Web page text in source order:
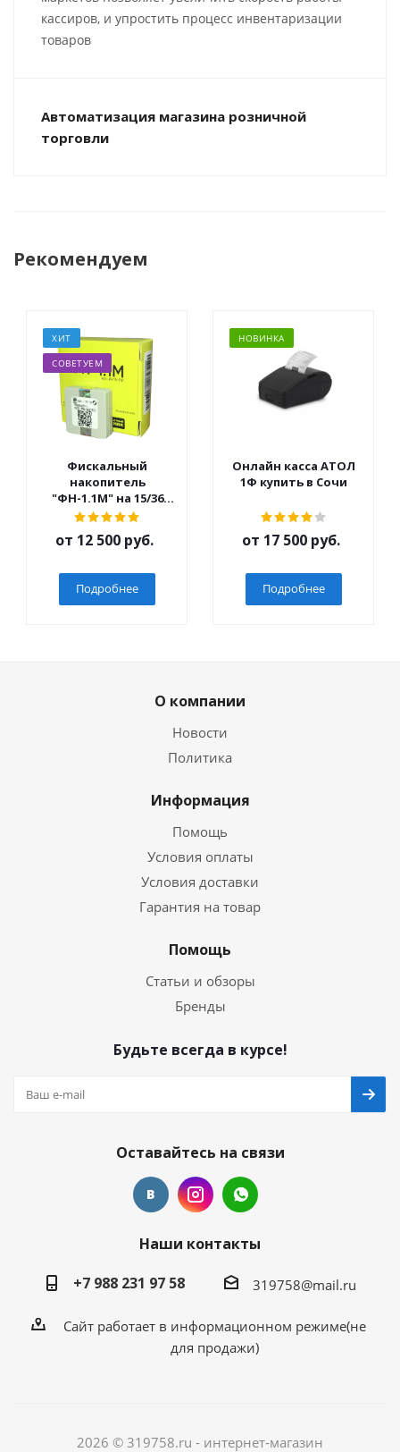
кассиров, и упростить процесс инвентаризации
товаров
Автоматизация магазина розничной
торговли
Рекомендуем
ХИТ
СОВЕТУЕМ
Фискальный
накопитель
"ФН-1.1М" на 15/36
мес.
от 12 500 руб.
Подробнее
НОВИНКА
Онлайн касса АТОЛ
1Ф купить в Сочи
от 17 500 руб.
Подробнее
О компании
Новости
Политика
Информация
Помощь
Условия оплаты
Условия доставки
Гарантия на товар
Помощь
Статьи и обзоры
Бренды
Будьте всегда в курсе!
Оставайтесь на связи
Наши контакты
+7 988 231 97 58
319758@mail.ru
Сайт работает в информационном режиме(не
для продажи)
2026 © 319758.ru - интернет-магазин